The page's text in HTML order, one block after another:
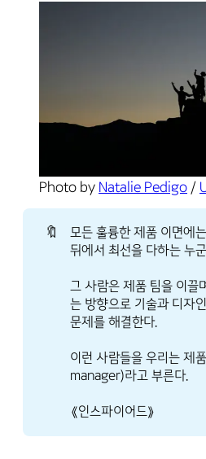
Photo by Natalie Pedigo /
🔖
모든 훌륭한 제품 이면에
뒤에서 최선을 다하는 누
그 사람은 제품 팀을 이끌
는 방향으로 기술과 디자
문제를 해결한다.
이런 사람들을 우리는 제
manager)라고 부른다.
《인스파이어드》